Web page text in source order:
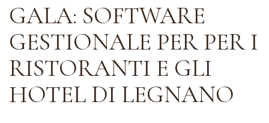
GALA: SOFTWARE
GESTIONALE PER PER I
RISTORANTI E GLI
HOTEL DI LEGNANO